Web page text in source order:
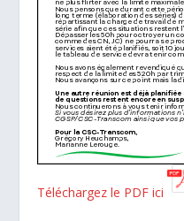
Téléchargez le PDF ici